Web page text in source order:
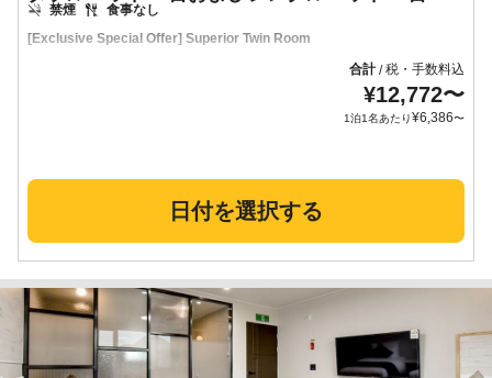
[Exclusive Special Offer] Superior Twin Room
禁煙 食事なし
合計/税・手数料込
¥12,772〜
1泊1名あたり¥6,386〜
日付を選択する